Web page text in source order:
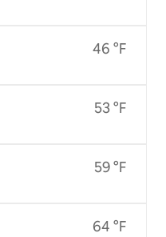
46 °F
53 °F
59 °F
64 °F